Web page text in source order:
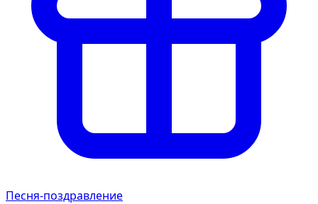
Песня-поздравление